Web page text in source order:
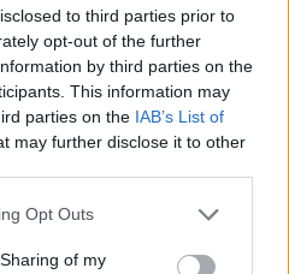
to third parties prior to
opt-out of the further
by third parties on the
This information may
parties on the IAB’s List of
may further disclose it to other
app uses one or more Google
behaviour. You may click to
Opt Outs
of my
πρώτο μου και το